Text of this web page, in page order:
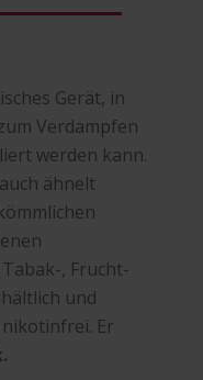
Gerät, in
Verdampfen
werden kann.
ähnelt
, Frucht-
und
Er